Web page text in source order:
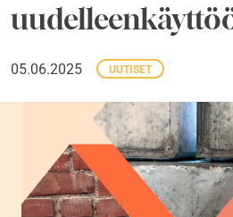
05.06.2025 UUTISET